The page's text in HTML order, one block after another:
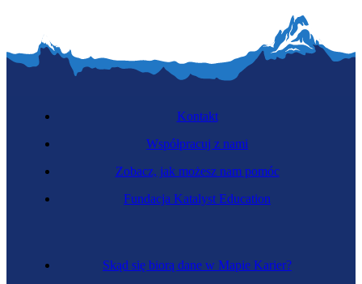
Skąd się biorą dane w Mapie Karier?
Kontakt
Współpracuj z nami
Zobacz, jak możesz nam pomóc
Fundacja Katalyst Education